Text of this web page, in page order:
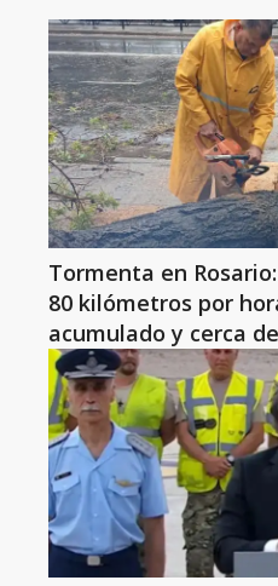
Tormenta en
80 kilómetros por
acumulado y cerca